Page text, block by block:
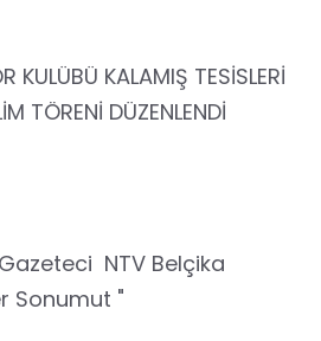
KULÜBÜ KALAMIŞ TESİSLERİ
TÖRENİ DÜZENLENDİ
NTV Belçika
Sonumut "